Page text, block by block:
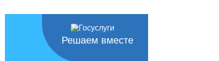
Решаем вместе